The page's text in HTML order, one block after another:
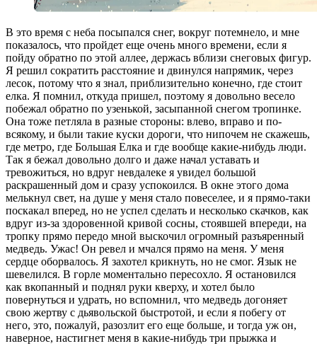
В это время с неба посыпался снег, вокруг потемнело, и мне
показалось, что пройдет еще очень много времени, если я
пойду обратно по этой аллее, держась вблизи снеговых фигур.
Я решил сократить расстояние и двинулся напрямик, через
лесок, потому что я знал, приблизительно конечно, где стоит
елка. Я помнил, откуда пришел, поэтому я довольно весело
побежал обратно по узенькой, засыпанной снегом тропинке.
Она тоже петляла в разные стороны: влево, вправо и по-
всякому, и были такие куски дороги, что нипочем не скажешь,
где метро, где Большая Елка и где вообще какие-нибудь люди.
Так я бежал довольно долго и даже начал уставать и
тревожиться, но вдруг невдалеке я увидел большой
раскрашенный дом и сразу успокоился. В окне этого дома
мелькнул свет, на душе у меня стало повеселее, и я прямо-таки
поскакал вперед, но не успел сделать и несколько скачков, как
вдруг из-за здоровенной кривой сосны, стоявшей впереди, на
тропку прямо передо мной выскочил огромный разъяренный
медведь. Ужас! Он ревел и мчался прямо на меня. У меня
сердце оборвалось. Я захотел крикнуть, но не смог. Язык не
шевелился. В горле моментально пересохло. Я остановился
как вкопанный и поднял руки кверху, и хотел было
повернуться и удрать, но вспомнил, что медведь догоняет
свою жертву с дьявольской быстротой, и если я побегу от
него, это, пожалуй, разозлит его еще больше, и тогда уж он,
наверное, настигнет меня в какие-нибудь три прыжка и